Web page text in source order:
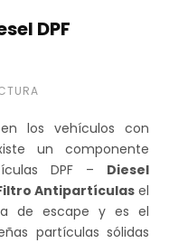
i
DPF
los vehículos con
un componente
DPF – Diesel
Antipartículas el
de escape y es el
partículas sólidas